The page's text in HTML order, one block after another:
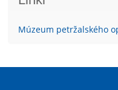
Múzeum petržalského